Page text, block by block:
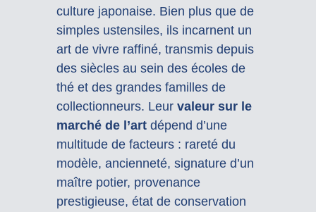
culture japonaise. Bien plus que de
simples ustensiles, ils incarnent un
art de vivre raffiné, transmis depuis
des siècles au sein des écoles de
thé et des grandes familles de
collectionneurs. Leur valeur sur le
marché de l’artdépend d’une
multitude de facteurs : rareté du
modèle, ancienneté, signature d’un
maître potier, provenance
prestigieuse, état de conservation